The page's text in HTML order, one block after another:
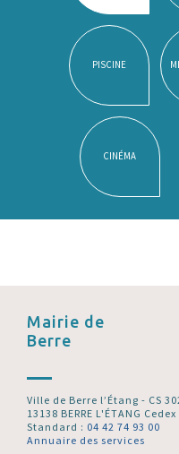
PISCINE
CINÉMA
Mairie de
Berre
Ville de Berre l’Étang - CS
13138 BERRE L'ÉTANG Cedex
Standard : 04 42 74 93 00
Annuaire des services